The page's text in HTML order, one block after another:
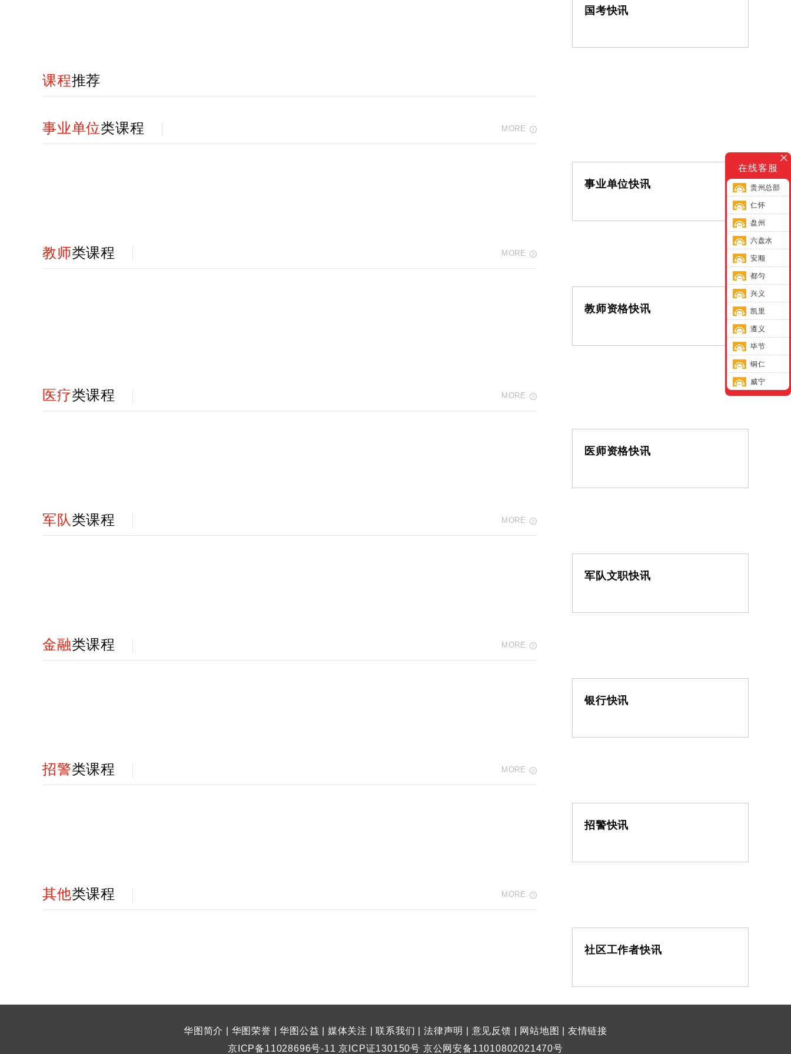
国考快讯
课程推荐
事业单位类课程 MORE
事业单位快讯
教师类课程 MORE
教师资格快讯
医疗类课程 MORE
医师资格快讯
军队类课程 MORE
军队文职快讯
金融类课程 MORE
银行快讯
招警类课程 MORE
招警快讯
其他类课程 MORE
社区工作者快讯
华图简介 华图荣誉 |华图公益 媒体关注 |联系我们 法律声明 意见反馈 网站地图
友情链接
京ICP备11028696号-11 京ICP证130150号 京公网安备11010802021470号
在线客服
贵州总部
仁怀
盘州
六盘水
安顺
都匀
兴义
凯里
遵义
毕节
铜仁
威宁